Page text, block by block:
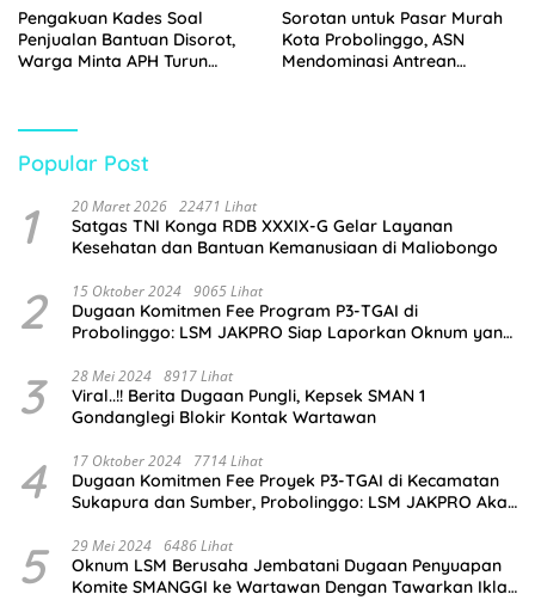
Pengakuan Kades Soal
Penjualan Bantuan Disorot,
Warga Minta APH Turun
Sorotan untuk Pasar Murah
Kota Probolinggo, ASN
Mendominasi Antrean
Popular Post
1 20 Maret 2026 22471 Lihat
Satgas TNI Konga RDB XXXIX-G Gelar Layanan
Kesehatan dan Bantuan Kemanusiaan di Maliobongo
2 15 Oktober 2024 9065 Lihat
Dugaan Komitmen Fee Program P3-TGAI di
Probolinggo: LSM JAKPRO Siap Laporkan Oknum yang
3 28 Mei 2024 8917 Lihat
Viral..!! Berita Dugaan Pungli, Kepsek SMAN 1
Gondanglegi Blokir Kontak Wartawan
4 17 Oktober 2024 7714 Lihat
Dugaan Komitmen Fee Proyek P3-TGAI di Kecamatan
Sukapura dan Sumber, Probolinggo: LSM JAKPRO Akan
5 29 Mei 2024 6486 Lihat
Oknum LSM Berusaha Jembatani Dugaan Penyuapan
Komite SMANGGI ke Wartawan Dengan Tawarkan Iklan